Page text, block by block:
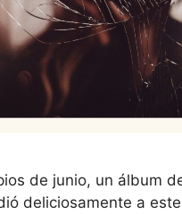
de junio, un álbum
deliciosamente a